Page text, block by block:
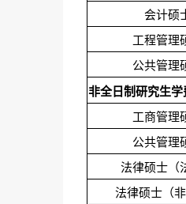
会计硕
工程管理
公共管理
非全日制研究生学
工商管理
公共管理
法律硕士（
法律硕士（